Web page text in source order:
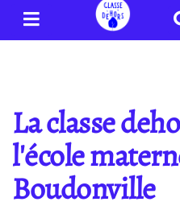
La classe
l'école
Boudonville